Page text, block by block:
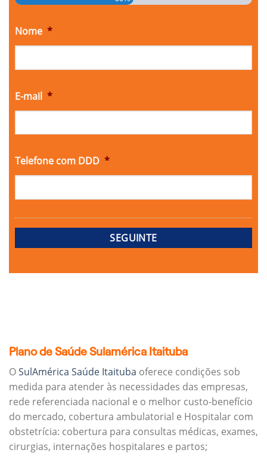
Nome *
E-mail *
Telefone com DDD *
Plano de Saúde Sulamérica Itaituba
OSulAmérica Saúde Itaituba oferece condições sob
medida para atender às necessidades das empresas,
rede referenciada nacional e o melhor custo-benefício
do mercado, cobertura ambulatorial e Hospitalar com
obstetrícia: cobertura para consultas médicas, exames,
cirurgias, internações hospitalares e partos;